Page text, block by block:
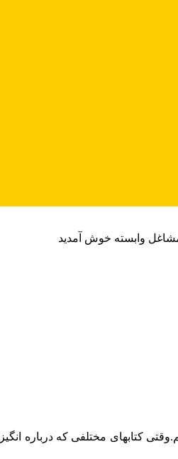
وابسته خوش آمدید
کتابهای مختلفی که درباره